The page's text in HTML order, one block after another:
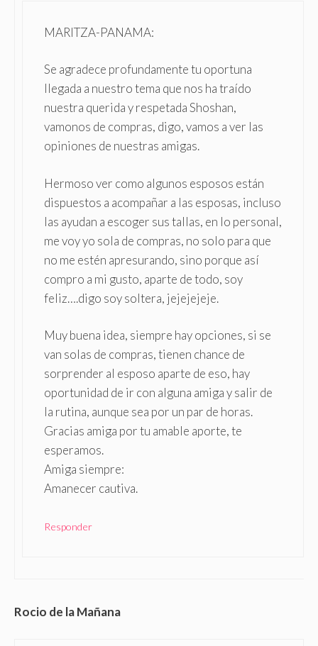
MARITZA-PANAMA:
Se agradece profundamente tu oportuna
llegada a nuestro tema que nos ha traído
nuestra querida y respetada Shoshan,
vamonos de compras, digo, vamos a ver las
opiniones de nuestras amigas.
Hermoso ver como algunos esposos están
dispuestos a acompañar a las esposas, incluso
las ayudan a escoger sus tallas, en lo personal,
me voy yo sola de compras, no solo para que
no me estén apresurando, sino porque así
compro a mi gusto, aparte de todo, soy
feliz….digo soy soltera, jejejejeje.
Muy buena idea, siempre hay opciones, si se
van solas de compras, tienen chance de
sorprender al esposo aparte de eso, hay
oportunidad de ir con alguna amiga y salir de
la rutina, aunque sea por un par de horas.
Gracias amiga por tu amable aporte, te
esperamos.
Amiga siempre:
Amanecer cautiva.
Responder
Rocio de la Mañana